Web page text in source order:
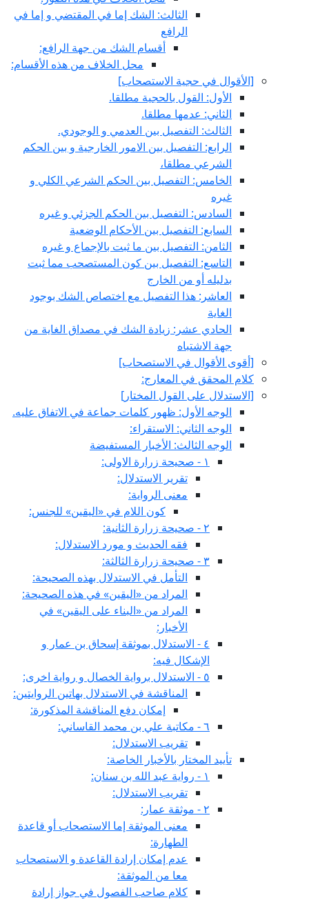
الثالث: الشك إما في المقتضي و إما في
الرافع
أقسام الشك من جهة الرافع:
محل الخلاف من هذه الأقسام:
[الأقوال في حجية الاستصحاب‏]
الأول: القول بالحجية مطلقا.
الثاني: عدمها مطلقا.
الثالث: التفصيل بين العدمي و الوجودي.
الرابع: التفصيل بين الامور الخارجية و بين الحكم
الشرعي مطلقا،
الخامس: التفصيل بين الحكم الشرعي الكلي و
غيره
السادس: التفصيل بين الحكم الجزئي و غيره
السابع: التفصيل بين الأحكام الوضعية
الثامن: التفصيل بين ما ثبت بالإجماع و غيره
التاسع: التفصيل بين كون المستصحب مما ثبت
بدليله أو من الخارج
العاشر: هذا التفصيل مع اختصاص الشك بوجود
الغاية
الحادي عشر: زيادة الشك في مصداق الغاية من
جهة الاشتباه
[أقوى الأقوال في الاستصحاب‏]
كلام المحقق في المعارج:
[الاستدلال على القول المختار]
الوجه الأول: ظهور كلمات جماعة في الاتفاق عليه.
الوجه الثاني: الاستقراء:
الوجه الثالث: الأخبار المستفيضة
١ - صحيحة زرارة الاولى:
تقرير الاستدلال:
معنى الرواية:
كون اللام في «اليقين» للجنس:
٢ - صحيحة زرارة الثانية:
فقه الحديث و مورد الاستدلال:
٣ - صحيحة زرارة الثالثة:
التأمل في الاستدلال بهذه الصحيحة:
المراد من «اليقين» في هذه الصحيحة:
المراد من «البناء على اليقين» في
الأخبار:
٤ - الاستدلال بموثقة إسحاق بن عمار و
الإشكال فيه:
٥ - الاستدلال برواية الخصال و رواية اخرى:
المناقشة في الاستدلال بهاتين الروايتين:
إمكان دفع المناقشة المذكورة:
٦ - مكاتبة علي بن محمد القاساني:
تقريب الاستدلال:
تأييد المختار بالأخبار الخاصة:
١ - رواية عبد الله بن سنان:
تقريب الاستدلال:
٢ - موثقة عمار:
معنى الموثقة إما الاستصحاب أو قاعدة
الطهارة:
عدم إمكان إرادة القاعدة و الاستصحاب
معا من الموثقة:
كلام صاحب الفصول في جواز إرادة